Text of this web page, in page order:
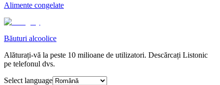
Alimente congelate
Băuturi alcoolice
Alăturați-vă la peste 10 milioane de utilizatori. Descărcați Listonic
pe telefonul dvs.
Select language